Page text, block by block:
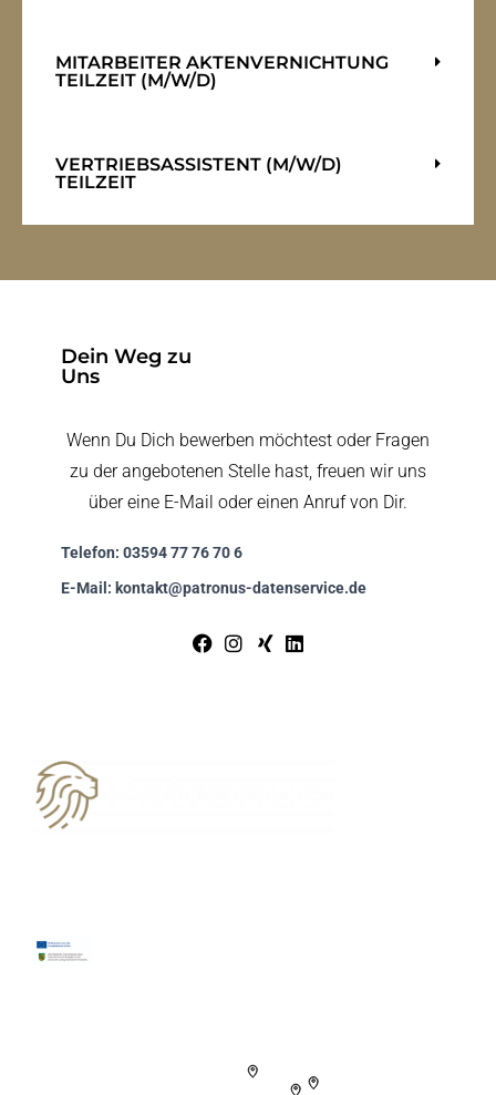
MITARBEITER AKTENVERNICHTUNG
TEILZEIT (M/W/D)
VERTRIEBSASSISTENT (M/W/D)
TEILZEIT
Dein Weg zu
Uns
Wenn Du Dich bewerben möchtest oder Fragen
zu der angebotenen Stelle hast, freuen wir uns
über eine E-Mail oder einen Anruf von Dir.
Telefon: 03594 77 76 70 6
E-Mail: kontakt@patronus-datenservice.de